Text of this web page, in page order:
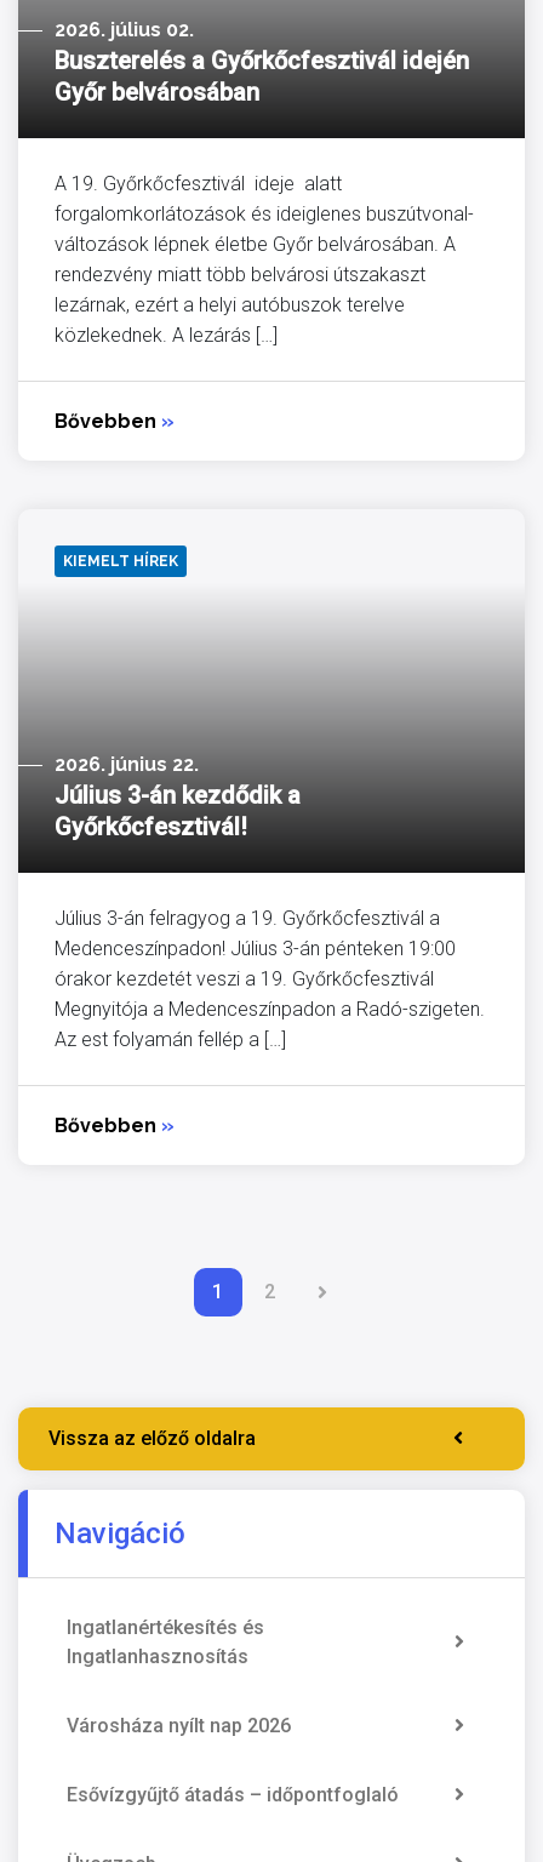
2026. július 02.
Buszterelés a Győrkőcfesztivál idején
Győr belvárosában
A 19. Győrkőcfesztivál ideje alatt
forgalomkorlátozások és ideiglenes buszútvonal-
változások lépnek életbe Győr belvárosában. A
rendezvény miatt több belvárosi útszakaszt
lezárnak, ezért a helyi autóbuszok terelve
közlekednek. A lezárás […]
Bővebben »
KIEMELT HÍREK
2026. június 22.
Július 3-án kezdődik a
Győrkőcfesztivál!
Július 3-án felragyog a 19. Győrkőcfesztivál a
Medenceszínpadon! Július 3-án pénteken 19:00
órakor kezdetét veszi a 19. Győrkőcfesztivál
Megnyitója a Medenceszínpadon a Radó-szigeten.
Az est folyamán fellép a […]
Bővebben »
1 2
Vissza az előző oldalra
Navigáció
Ingatlanértékesítés és
Ingatlanhasznosítás
Városháza nyílt nap 2026
Esővízgyűjtő átadás – időpontfoglaló